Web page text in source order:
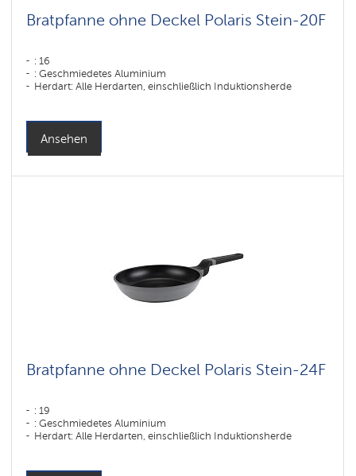
Bratpfanne ohne Deckel Polaris Stein-20F
: 16
: Geschmiedetes Aluminium
Herdart: Alle Herdarten, einschließlich Induktionsherde
Ansehen
Bratpfanne ohne Deckel Polaris Stein-24F
: 19
: Geschmiedetes Aluminium
Herdart: Alle Herdarten, einschließlich Induktionsherde